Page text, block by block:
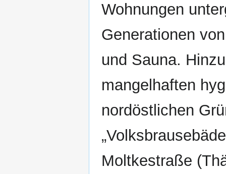
Wohnungen
Generationen
und Sauna.
mangelhaften
nordöstlichen
Moltkestraße